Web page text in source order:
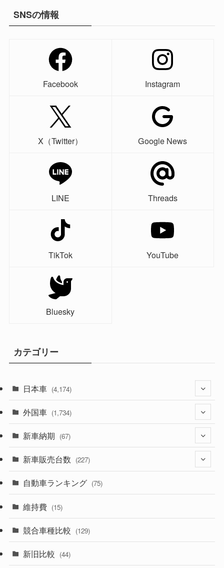
SNSの情報
Facebook Instagram
X（Twitter） Google News
LINE Threads
TikTok YouTube
Bluesky
カテゴリー
日本車 (4,174)
(1,321)
(329)
(526)
(357)
(328)
(194)
(230)
外国車 (1,734)
(242)
(85)
(84)
(14)
新車納期 (67)
(28)
(8)
(3)
(3)
新車販売台数 (227)
(21)
自動車ランキング (75)
維持費 (15)
競合車種比較 (129)
新旧比較 (44)